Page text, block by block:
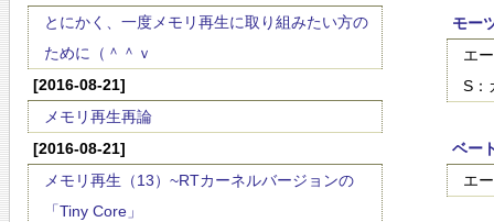
とにかく、一度メモリ再生に取り組みたい方の
ために（＾＾ｖ
[2016-08-21]
メモリ再生再論
[2016-08-21]
メモリ再生（13）~RTカーネルバージョンの
「Tiny Core」
モー
エ
S：
ベー
エ